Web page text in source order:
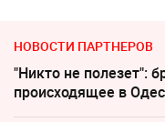
НОВОСТИ ПАРТНЕРОВ
"Никто не полезет":
происходящее в